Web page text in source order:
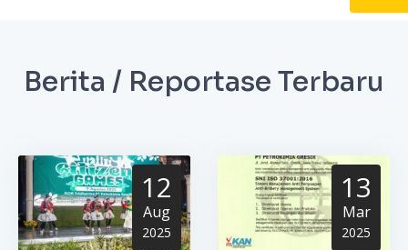
Berita / Reportase Terbaru
12
Aug
2025
13
Mar
2025